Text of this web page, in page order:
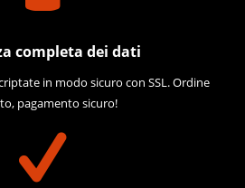
completa dei dati
in modo sicuro con SSL. Ordine
pagamento sicuro!